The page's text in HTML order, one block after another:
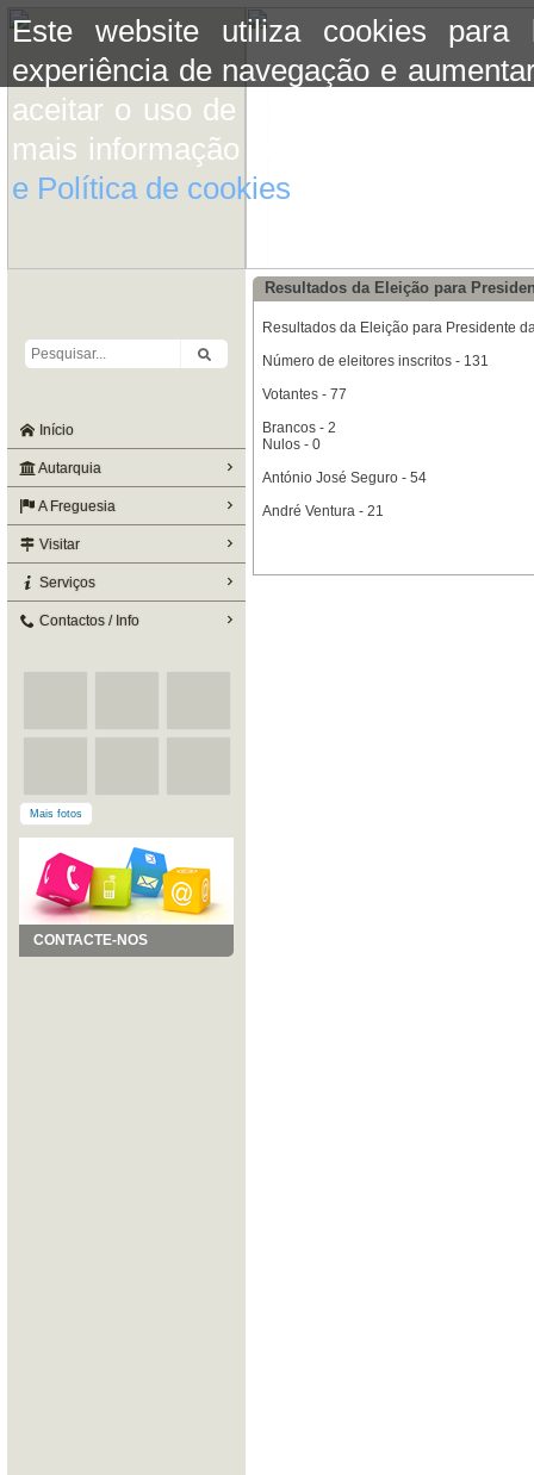
Este website utiliza cookies para
experiência de navegação e
aceitar o uso de cookies basta
mais informação consulte a
e Política de cookies
Início
Autarquia
A Freguesia
Visitar
Serviços
Contactos / Info
Mais fotos
CONTACTE-NOS
Resultados da Eleição para
Resultados da Eleição para Presidente
Número de eleitores inscritos - 131
Votantes - 77
Brancos - 2
Nulos - 0
António José Seguro - 54
André Ventura - 21